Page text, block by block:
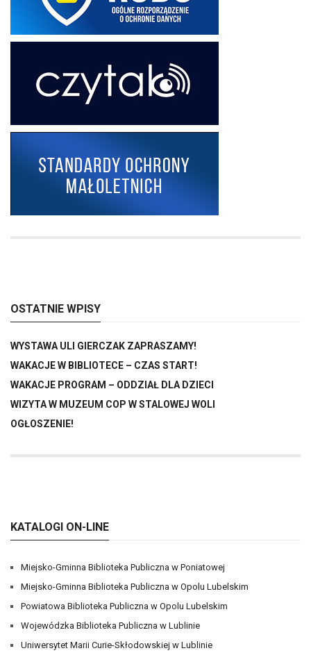
OSTATNIE WPISY
WYSTAWA ULI GIERCZAK ZAPRASZAMY!
WAKACJE W BIBLIOTECE – CZAS START!
WAKACJE PROGRAM – ODDZIAŁ DLA DZIECI
WIZYTA W MUZEUM COP W STALOWEJ WOLI
OGŁOSZENIE!
KATALOGI ON-LINE
Miejsko-Gminna Biblioteka Publiczna w Poniatowej
Miejsko-Gminna Biblioteka Publiczna w Opolu Lubelskim
Powiatowa Biblioteka Publiczna w Opolu Lubelskim
Wojewódzka Biblioteka Publiczna w Lublinie
Uniwersytet Marii Curie-Skłodowskiej w Lublinie